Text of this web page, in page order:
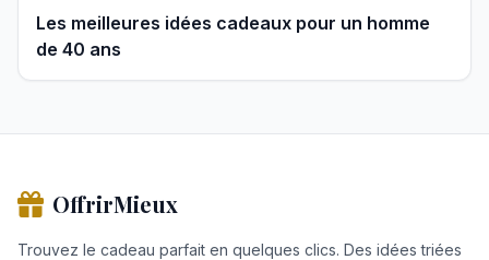
Les meilleures idées cadeaux pour un homme
de 40 ans
OffrirMieux
Trouvez le cadeau parfait en quelques clics. Des idées triées